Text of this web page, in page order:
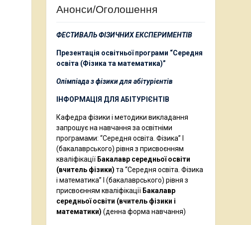
Анонси/Оголошення
ФЕСТИВАЛЬ ФІЗИЧНИХ ЕКСПЕРИМЕНТІВ
Презентація освітньої програми “Середня
освіта (Фізика та математика)”
Олімпіада з фізики для абітурієнтів
ІНФОРМАЦІЯ ДЛЯ АБІТУРІЄНТІВ
Кафедра фізики і методики викладання
запрошує на навчання за освітніми
програмами: “Середня освіта. Фізика” І
(бакалаврського) рівня з присвоєнням
кваліфікації Бакалавр середньої освіти
(вчитель фізики) та “Середня освіта. Фізика
і математика” І (бакалаврського) рівня з
присвоєнням кваліфікації Бакалавр
середньої освіти (вчитель фізики і
математики) (денна форма навчання)